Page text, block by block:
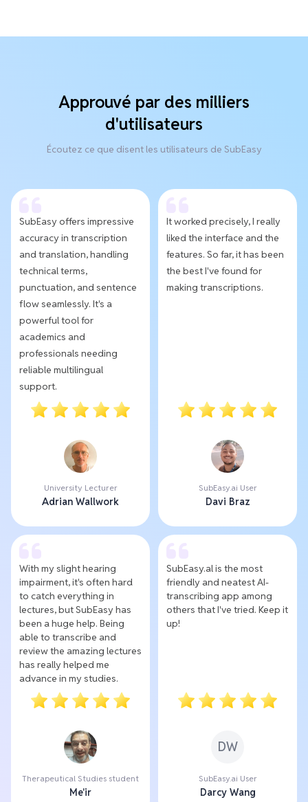
Approuvé par des milliers
d'utilisateurs
Écoutez ce que disent les utilisateurs de SubEasy
SubEasy offers impressive
accuracy in transcription
and translation, handling
technical terms,
punctuation, and sentence
flow seamlessly. It's a
powerful tool for
academics and
professionals needing
reliable multilingual
support.
University Lecturer
Adrian Wallwork
It worked precisely, I really
liked the interface and the
features. So far, it has been
the best I've found for
making transcriptions.
SubEasy.ai User
Davi Braz
With my slight hearing
impairment, it's often hard
to catch everything in
lectures, but SubEasy has
been a huge help. Being
able to transcribe and
review the amazing lectures
has really helped me
advance in my studies.
Therapeutical Studies student
Me'ir
SubEasy.al is the most
friendly and neatest AI-
transcribing app among
others that I've tried. Keep it
up!
DW
SubEasy.ai User
Darcy Wang